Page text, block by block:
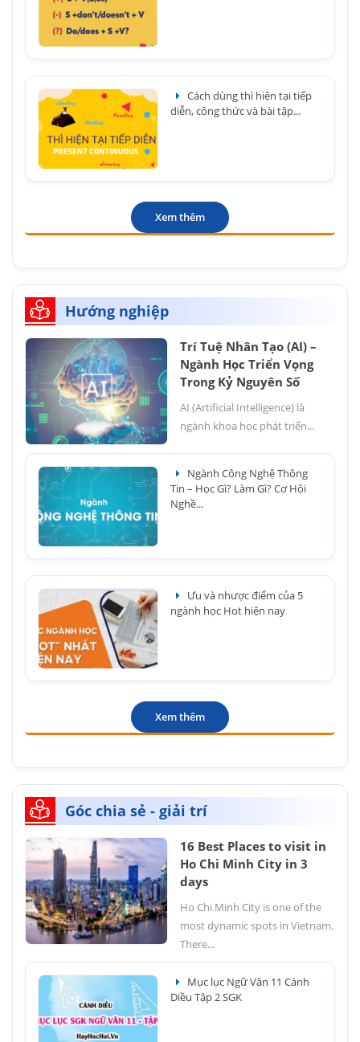
Cách dùng thì hiện tại tiếp
diễn, công thức và bài tập...
Xem thêm
Hướng nghiệp
Trí Tuệ Nhân Tạo (AI) –
Ngành Học Triển Vọng
Trong Kỷ Nguyên Số
AI (Artificial Intelligence) là
ngành khoa học phát triển...
Ngành Công Nghệ Thông
Tin – Học Gì? Làm Gì? Cơ Hội
Nghề...
Ưu và nhược điểm của 5
ngành học Hot hiện nay
Xem thêm
Góc chia sẻ - giải trí
16 Best Places to visit in
Ho Chi Minh City in 3
days
Ho Chi Minh City is one of the
most dynamic spots in Vietnam.
There...
Mục lục Ngữ Văn 11 Cánh
Diều Tập 2 SGK